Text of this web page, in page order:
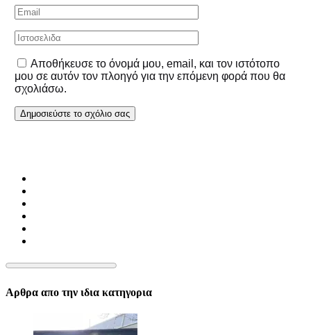
Αποθήκευσε το όνομά μου, email, και τον ιστότοπο
μου σε αυτόν τον πλοηγό για την επόμενη φορά που θα
σχολιάσω.
Αρθρα απο την ιδια κατηγορια